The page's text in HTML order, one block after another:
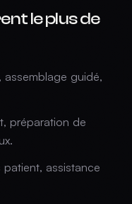
le plus de
assemblage guidé,
préparation de
assistance